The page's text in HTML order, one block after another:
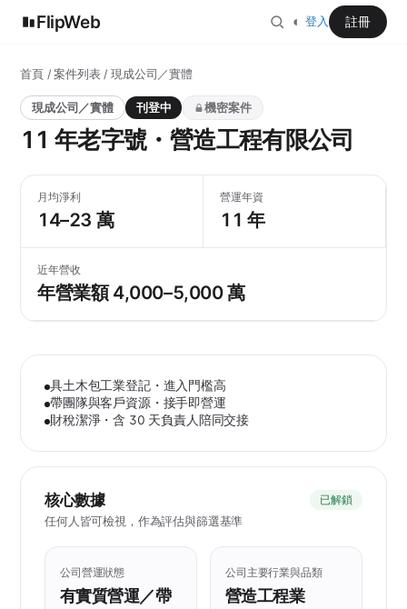
FlipWeb ◐ 登入 註冊
首頁/案件列表/ 現成公司／實體
現成公司／實體 刊登中 機密案件
11 年老字號・營造工程有限公司
月均淨利
14–23 萬
營運年資
11 年
近年營收
年營業額 4,000–5,000 萬
具土木包工業登記・進入門檻高
帶團隊與客戶資源・接手即營運
財稅潔淨・含 30 天負責人陪同交接
核心數據 已解鎖
任何人皆可檢視，作為評估與篩選基準
公司營運狀態
有實質營運／帶
公司主要行業與品類
營造工程業